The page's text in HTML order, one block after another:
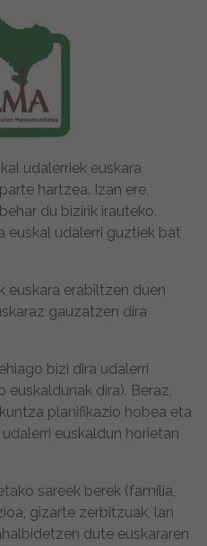
udalerriek euskara
hartzea. Izan ere,
du bizirik irauteko.
euskal udalerri guztiek bat
euskara erabiltzen duen
gauzatzen dira
bizi dira udalerri
euskaldunak dira). Beraz,
planifikazio hobea eta
euskaldun horietan
sareek berek (familia,
gizarte zerbitzuak, lan
dute euskararen